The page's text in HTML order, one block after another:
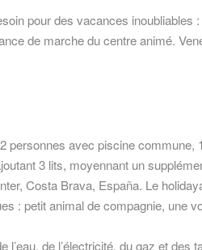
pour des vacances inoubliables
de marche du centre animé.
personnes avec piscine commune,
3 lits, moyennant un
Costa Brava, España. Le
: petit animal de compagnie, une
l’eau, de l’électricité, du gaz et des